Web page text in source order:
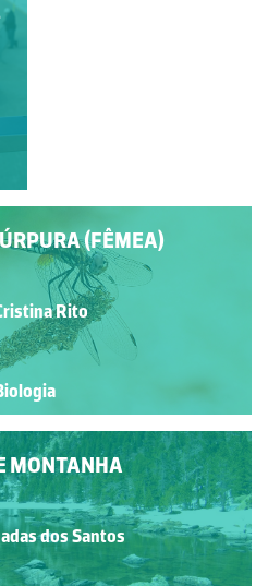
(FÊMEA)
Rito
MONTANHA
dos Santos